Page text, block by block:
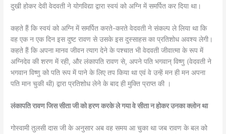
दुखी होकर देवी वेदवती ने योगविद्या द्वारा स्वयं को अग्नि में समर्पित कर दिया था।
कहते हैं कि स्वयं को अग्नि में समर्पित करते-करते वेदवती ने संकल्प ले लिया था कि
वह एक न एक दिन इस दुष्ट रावण से उसके इस दुस्साहस का प्रतिशोध अवश्य लेगी।
कहते हैं कि अपना मानव जीवन त्याग देने के पश्चात भी वेदवती जीवात्मा के रूप में
अग्निदेव की शरण में रही, और लंकापति रावण से, अपने पति भगवान् विष्णु (वेदवती ने
भगवान विष्णु को पति रूप में पाने के लिए तप किया था एवं वे उन्हें मन ही मन अपना
पति मान चुकी थी) द्वारा प्रतिशोध लेने के बाद ही मुक्ति प्राप्त की ।
लंकापति रावण जिस सीता जी को हरण करके ले गया वे सीता न होकर उनका क्लोन था
गोस्वामी तुलसी दास जी के अनुसार अब वह समय आ चुका था जब रावण के बल को